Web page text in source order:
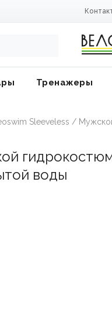
Тренажеры
Sleeveless /
воды